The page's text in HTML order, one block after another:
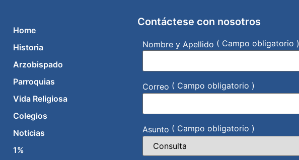
Home
Historia
Arzobispado
Parroquias
Vida Religiosa
Colegios
Noticias
1%
Contáctese con nosotros
Nombre y Apellido ( Campo obligatorio )
Correo ( Campo obligatorio )
Asunto ( Campo obligatorio )